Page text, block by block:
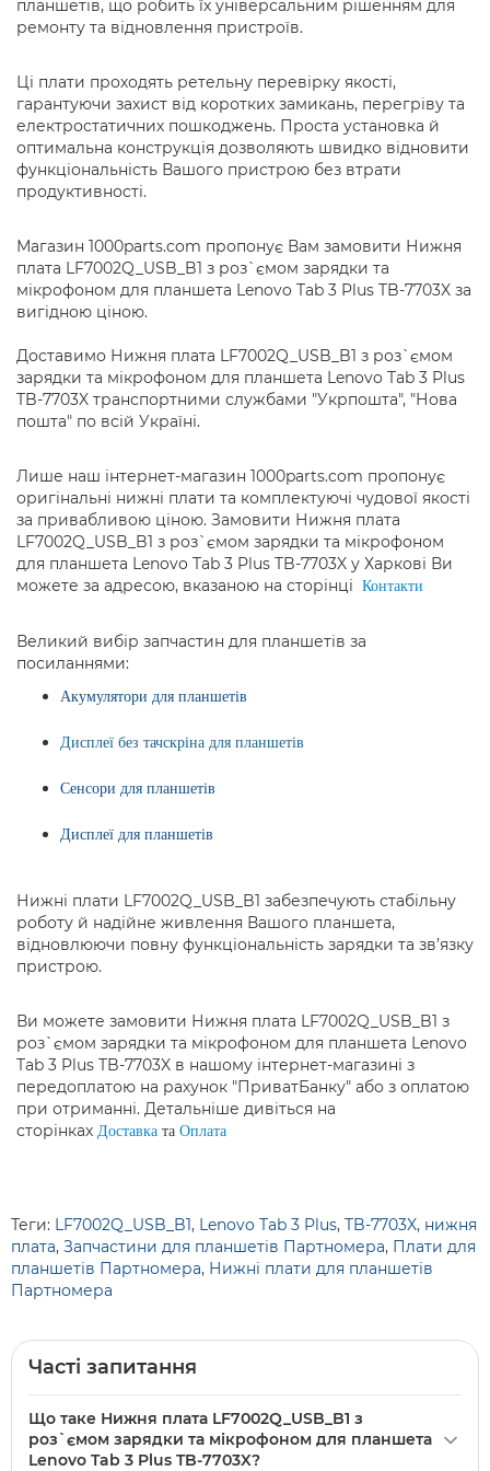
планшетів, що робить їх універсальним рішенням для
ремонту та відновлення пристроїв.
Ці плати проходять ретельну перевірку якості,
гарантуючи захист від коротких замикань, перегріву та
електростатичних пошкоджень. Проста установка й
оптимальна конструкція дозволяють швидко відновити
функціональність Вашого пристрою без втрати
продуктивності.
Магазин 1000parts.com пропонує Вам замовити Нижня
плата LF7002Q_USB_B1 з роз`ємом зарядки та
мікрофоном для планшета Lenovo Tab 3 Plus TB-7703X за
вигідною ціною.
Доставимо Нижня плата LF7002Q_USB_B1 з роз`ємом
зарядки та мікрофоном для планшета Lenovo Tab 3 Plus
TB-7703X транспортними службами "Укрпошта", "Нова
пошта" по всій Україні.
Лише наш інтернет-магазин 1000parts.com пропонує
оригінальні нижні плати та комплектуючі чудової якості
за привабливою ціною. Замовити Нижня плата
LF7002Q_USB_B1 з роз`ємом зарядки та мікрофоном
для планшета Lenovo Tab 3 Plus TB-7703X у Харкові Ви
можете за адресою, вказаною на сторінці Контакти
Великий вибір запчастин для планшетів за
посиланнями:
Акумулятори для планшетів
Дисплеї без тачскріна для планшетів
Сенсори для планшетів
Дисплеї для планшетів
Нижні плати LF7002Q_USB_B1 забезпечують стабільну
роботу й надійне живлення Вашого планшета,
відновлюючи повну функціональність зарядки та зв’язку
пристрою.
Ви можете замовити Нижня плата LF7002Q_USB_B1 з
роз`ємом зарядки та мікрофоном для планшета Lenovo
Tab 3 Plus TB-7703X в нашому інтернет-магазині з
передоплатою на рахунок "ПриватБанку" або з оплатою
при отриманні. Детальніше дивіться на
сторінках Доставка та Оплата
Теги: LF7002Q_USB_B1, Lenovo Tab 3 Plus, TB-7703X, нижня
плата, Запчастини для планшетів Партномера, Плати для
планшетів Партномера, Нижні плати для планшетів
Партномера
Часті запитання
Що таке Нижня плата LF7002Q_USB_B1 з
роз`ємом зарядки та мікрофоном для планшета
Lenovo Tab 3 Plus TB-7703X?